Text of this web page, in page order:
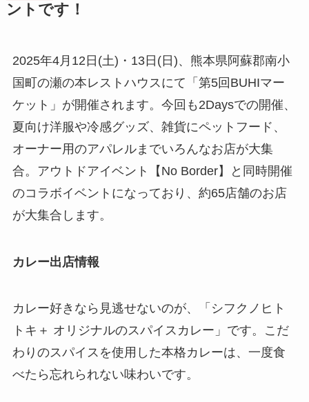
ントです！
2025年4月12日(土)・13日(日)、熊本県阿蘇郡南小
国町の瀬の本レストハウスにて「第5回BUHIマー
ケット」が開催されます。今回も2Daysでの開催、
夏向け洋服や冷感グッズ、雑貨にペットフード、
オーナー用のアパレルまでいろんなお店が大集
合。アウトドアイベント【No Border】と同時開催
のコラボイベントになっており、約65店舗のお店
が大集合します。
カレー出店情報
カレー好きなら見逃せないのが、「シフクノヒト
トキ＋ オリジナルのスパイスカレー」です。こだ
わりのスパイスを使用した本格カレーは、一度食
べたら忘れられない味わいです。